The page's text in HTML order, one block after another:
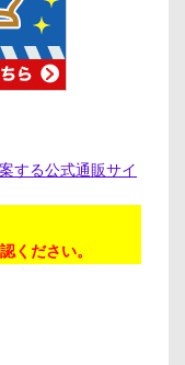
する公式通販サイ
ください。